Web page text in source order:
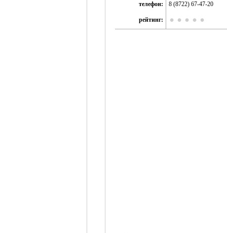
телефон:
8 (8722) 67-47-20
рейтинг: